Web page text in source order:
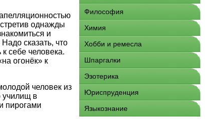
однажды
и
сказать, что
себе человека.
огонёк» к
человек из
училищ в
пирогами
Философия
Химия
Хобби и ремесла
Шпаргалки
Эзотерика
Юриспруденция
Языкознание